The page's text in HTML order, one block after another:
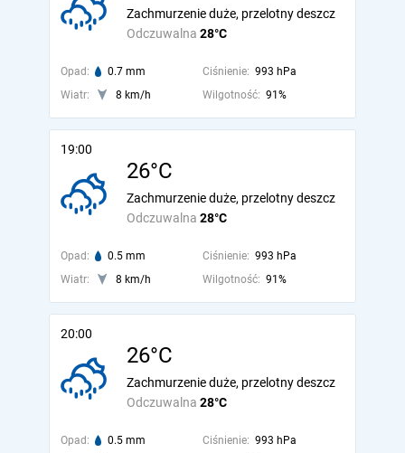
Odczuwalna 28°C
Zachmurzenie duże, przelotny deszcz
Opad: 0.7 mm Ciśnienie: 993 hPa
Wiatr:
8 km/h Wilgotność: 91%
19:00
26°C
Odczuwalna 28°C
Zachmurzenie duże, przelotny deszcz
Opad: 0.5 mm Ciśnienie: 993 hPa
Wiatr:
8 km/h Wilgotność: 91%
20:00
26°C
Odczuwalna 28°C
Zachmurzenie duże, przelotny deszcz
Opad: 0.5 mm Ciśnienie: 993 hPa